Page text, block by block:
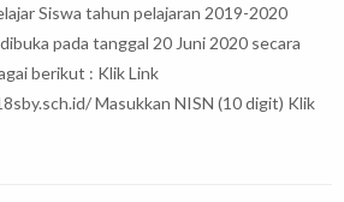
Siswa tahun pelajaran 2019-2020
pada tanggal 20 Juni 2020 secara
berikut : Klik Link
Masukkan NISN (10 digit) Klik